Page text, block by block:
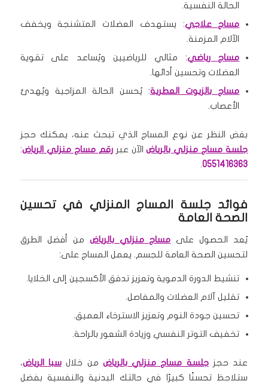
الحالة النفسية.
مساج علاجي: يستهدف العضلات المتشنجة ويخفف
الآلام المزمنة.
مساج رياضي: مثالي للرياضيين ويُساعد على تقوية
العضلات وتحسين أدائها.
مساج بالزيوت العطرية: يُحسن الحالة المزاجية ويُهدئ
الأعصاب.
بغض النظر عن نوع المساج الذي تبحث عنه، يمكنك حجز
جلسة مساج منزلي بالرياضالآن عبررقم مساج منزلي الرياض:
0551416363
.
فوائد جلسة المساج المنزلي في تحسين
الصحة العامة
يُعد الحصول على مساج منزلي بالرياض من أفضل الطرق
لتحسين الصحة العامة للجسم. يعمل المساج على:
تنشيط الدورة الدموية وتعزيز تدفق الأكسجين إلى الخلايا.
تقليل آلام العضلات والمفاصل.
تحسين جودة النوم وتعزيز الاسترخاء العميق.
تخفيف التوتر النفسي وزيادة الشعور بالراحة.
عند حجزجلسة مساج منزلي بالرياض من خلالسبا الرياض،
ستلاحظ تحسنًا كبيرًا في حالتك البدنية والنفسية بفضل